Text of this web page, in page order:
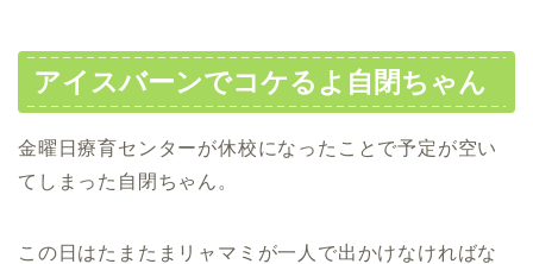
アイスバーンでコケるよ自閉ちゃん
金曜日療育センターが休校になったことで予定が空い
てしまった自閉ちゃん。
この日はたまたまリャマミが一人で出かけなければな